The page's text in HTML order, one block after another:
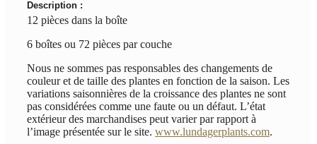
Description :
12 pièces dans la boîte
6 boîtes ou 72 pièces par couche
Nous ne sommes pas responsables des changements de
couleur et de taille des plantes en fonction de la saison. Les
variations saisonnières de la croissance des plantes ne sont
pas considérées comme une faute ou un défaut. L’état
extérieur des marchandises peut varier par rapport à
l’image présentée sur le site. www.lundagerplants.com.